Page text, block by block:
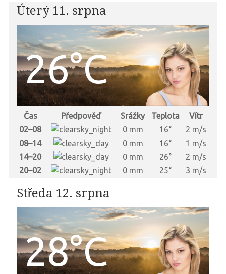
Úterý 11. srpna
26°C
Čas Předpověď Srážky Teplota
Vítr
02–08
0 mm 16°
2 m/s
08–14
0 mm 16°
1 m/s
14–20
0 mm 26°
2 m/s
20–02
0 mm 25° 3 m/s
Středa 12. srpna
28°C